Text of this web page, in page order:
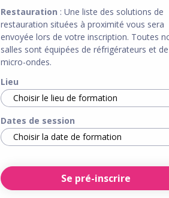
Restauration : Une liste des solutions de
restauration situées à proximité vous sera
envoyée lors de votre inscription. Toutes
salles sont équipées de réfrigérateurs et de
micro-ondes.
Lieu
Dates de session